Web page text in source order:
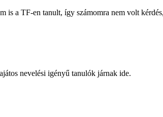
is a TF-en tanult, így számomra nem volt
nevelési igényű tanulók járnak ide.